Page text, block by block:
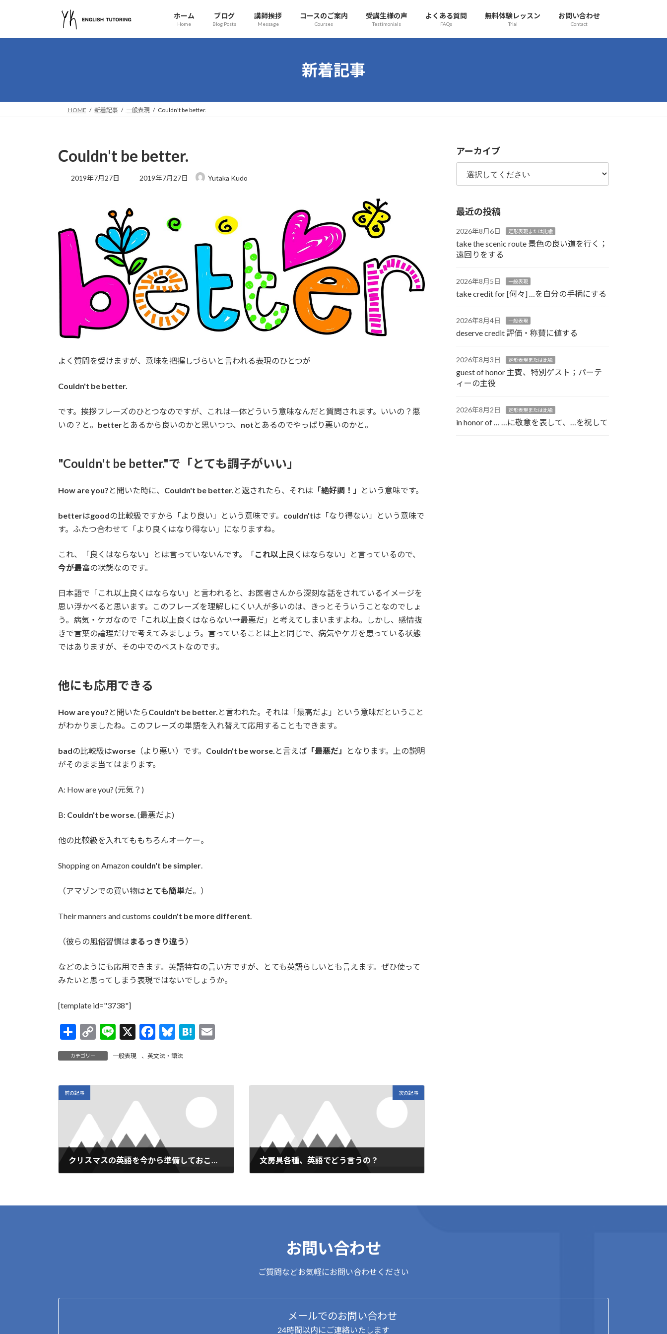
ン
ッ
ー
移
ホーム
Home
ブログ
Blog Posts
講師挨拶
Message
コースのご案内
Courses
受講生様の声
Testimonials
よくある質問
FAQs
無料体験レッスン
Trial
お問い合わせ
Contact
新着記事
HOME 新着記事 一般表現 Couldn't be better.
Couldn't be better.
2019年7月27日
最
時
:
2019年7月27日 Yutaka Kudo
よく質問を受けますが、意味を把握しづらいと言われる表現のひとつが
Couldn't be better.
です。挨拶フレーズのひとつなのですが、これは一体どういう意味なんだと質問されます。いいの？悪
いの？と。 betterとあるから良いのかと思いつつ、 not とあるのでやっぱり悪いのかと。
"Couldn't be better."で「とても調子がいい」
How are you? と聞いた時に、 Couldn't be better. と返されたら、それは 「絶好調！」 という意味です。
betterはgoodの比較級ですから「より良い」という意味です。 couldn'tは「なり得ない」という意味で
す。ふたつ合わせて「より良くはなり得ない」になりますね。
これ、「良くはならない」とは言っていないんです。「これ以上良くはならない」と言っているので、
今が最高の状態なのです。
日本語で「これ以上良くはならない」と言われると、お医者さんから深刻な話をされているイメージを
思い浮かべると思います。このフレーズを理解しにくい人が多いのは、きっとそういうことなのでしょ
う。病気・ケガなので「これ以上良くはならない→最悪だ」と考えてしまいますよね。しかし、感情抜
きで言葉の論理だけで考えてみましょう。言っていることは上と同じで、病気やケガを患っている状態
ではありますが、その中でのベストなのです。
他にも応用できる
How are you? と聞いたらCouldn't be better. と言われた。それは「最高だよ」という意味だということ
がわかりましたね。このフレーズの単語を入れ替えて応用することもできます。
badの比較級はworse （より悪い）です。 Couldn't be worse. と言えば 「最悪だ」
となります。上の説明
がそのまま当てはまります。
A: How are you? (元気？)
B: Couldn't be worse. (最悪だよ)
他の比較級を入れてももちろんオーケー。
Shopping on Amazon couldn't be simpler
（アマゾンでの買い物は とても簡単だ。）
Their manners and customs couldn't be more different
（彼らの風俗習慣は まるっきり違う ）
などのようにも応用できます。英語特有の言い方ですが、とても英語らしいとも言えます。ぜひ使って
みたいと思ってしまう表現ではないでしょうか。
[template id="3738"]
C
o
p
k
Li
e
X
F
e
k
Bl
es
H
a
共
有
カテゴリー 一般表現 、 英文法・語法
前の記事
クリスマスの英語を今から準備しておこう！
次の記事
文房具各種、英語でどう言うの？
アーカイブ
最近の投稿
2026年8月6日 定形表現または比喩
take the scenic route 景色の良い道を行く；
遠回りをする
2026年8月5日 一般表現
take credit for [何々] …を自分の手柄にする
2026年8月4日 一般表現
deserve credit 評価・称賛に値する
2026年8月3日 定形表現または比喩
guest of honor 主賓、特別ゲスト；パーテ
ィーの主役
2026年8月2日 定形表現または比喩
in honor of … …に敬意を表して、…を祝して
お問い合わせ
ご質問などお気軽にお問い合わせください
メールでのお問い合わせ
24時間以内にご連絡いたします